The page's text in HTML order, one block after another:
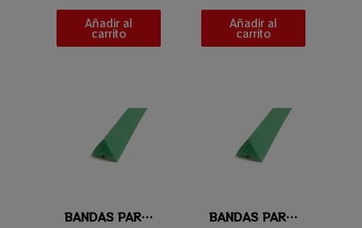
Añadir al
carrito
Añadir al
carrito
Vista rápidaBANDAS PARA POOL K66 Vista rápidaBANDAS PARA POOL K55